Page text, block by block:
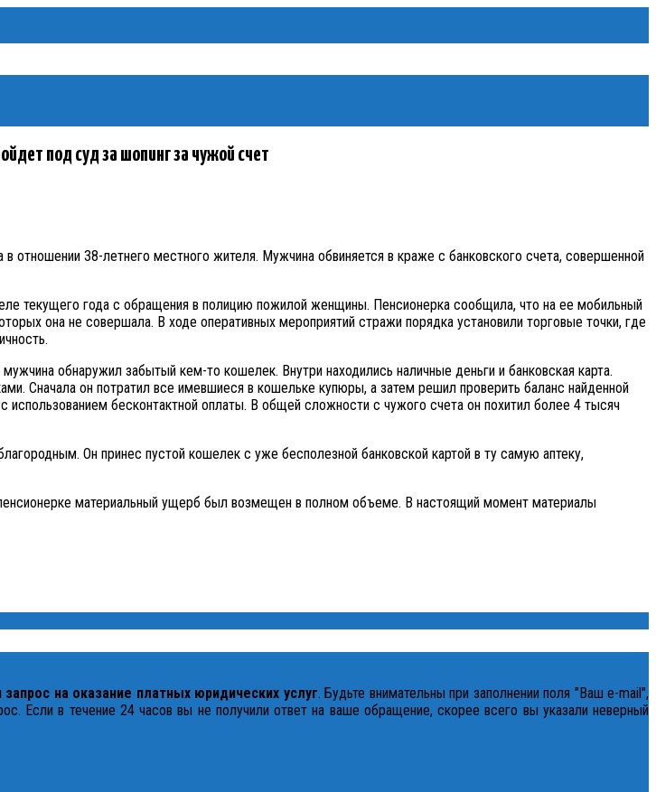
под суд за шопинг за чужой счет
38-летнего местного жителя. Мужчина обвиняется в краже с банковского счета, совершенной
текущего года с обращения в полицию пожилой женщины. Пенсионерка сообщила, что на ее мобильный
она не совершала. В ходе оперативных мероприятий стражи порядка установили торговые точки, где
обнаружил забытый кем-то кошелек. Внутри находились наличные деньги и банковская карта.
Сначала он потратил все имевшиеся в кошельке купюры, а затем решил проверить баланс найденной
бесконтактной оплаты. В общей сложности с чужого счета он похитил более 4 тысяч
Он принес пустой кошелек с уже бесполезной банковской картой в ту самую аптеку,
материальный ущерб был возмещен в полном объеме. В настоящий момент материалы
на оказание платных юридических услуг. Будьте внимательны при заполнении поля "Ваш e-mail",
Если в течение 24 часов вы не получили ответ на ваше обращение, скорее всего вы указали неверный